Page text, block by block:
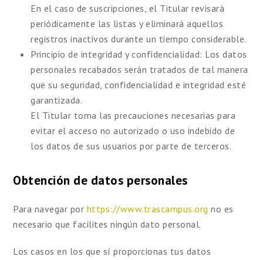
En el caso de suscripciones, el Titular revisará
periódicamente las listas y eliminará aquellos
registros inactivos durante un tiempo considerable.
Principio de integridad y confidencialidad: Los datos
personales recabados serán tratados de tal manera
que su seguridad, confidencialidad e integridad esté
garantizada.
El Titular toma las precauciones necesarias para
evitar el acceso no autorizado o uso indebido de
los datos de sus usuarios por parte de terceros.
Obtención de datos personales
Para navegar por https://www.trascampus.org no es
necesario que facilites ningún dato personal.
Los casos en los que sí proporcionas tus datos